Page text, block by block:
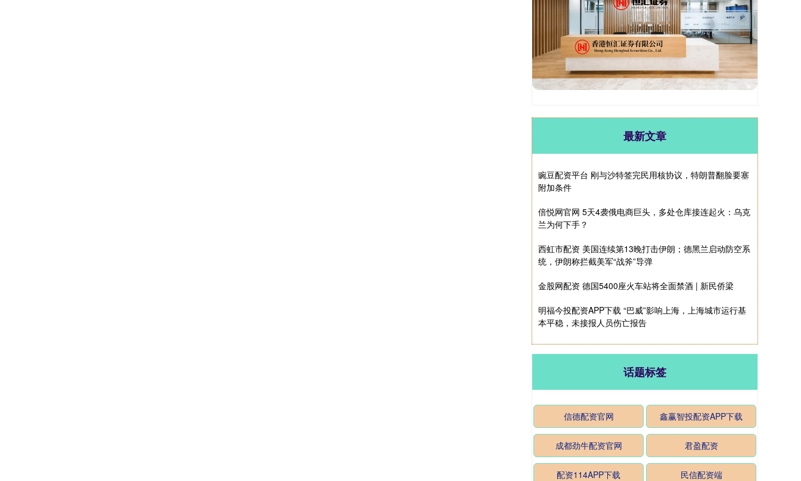
最新文章
豌豆配资平台 刚与沙特签完民用核协议，特朗普翻脸要塞
附加条件
倍悦网官网 5天4袭俄电商巨头，多处仓库接连起火：乌克
兰为何下手？
西虹市配资 美国连续第13晚打击伊朗；德黑兰启动防空系
统，伊朗称拦截美军“战斧”导弹
金股网配资 德国5400座火车站将全面禁酒 | 新民侨梁
明福今投配资APP下载 “巴威”影响上海，上海城市运行基
本平稳，未接报人员伤亡报告
话题标签
信德配资官网 鑫赢智投配资APP下载
成都劲牛配资官网 君盈配资
配资114APP下载 民信配资端